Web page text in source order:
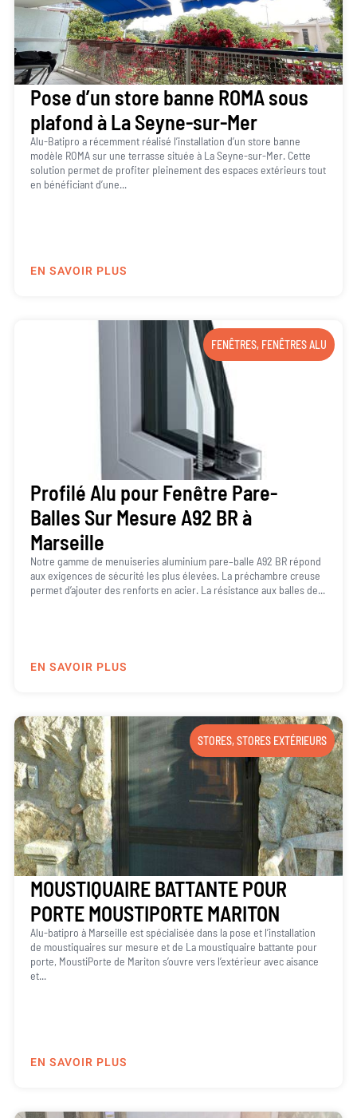
Pose d’un store banne ROMA sous
plafond à La Seyne-sur-Mer
Alu-Batipro a récemment réalisé l’installation d’un store banne
modèle ROMA sur une terrasse située à La Seyne-sur-Mer. Cette
solution permet de profiter pleinement des espaces extérieurs tout
en bénéficiant d’une...
EN SAVOIR PLUS
FENÊTRES, FENÊTRES ALU
Profilé Alu pour Fenêtre Pare-
Balles Sur Mesure A92 BR à
Marseille
Notre gamme de menuiseries aluminium pare–balle A92 BR répond
aux exigences de sécurité les plus élevées. La préchambre creuse
permet d’ajouter des renforts en acier. La résistance aux balles de...
EN SAVOIR PLUS
STORES,STORES EXTÉRIEURS
MOUSTIQUAIRE BATTANTE POUR
PORTE MOUSTIPORTE MARITON
Alu-batipro à Marseille est spécialisée dans la pose et l’installation
de moustiquaires sur mesure et de La moustiquaire battante pour
porte, MoustiPorte de Mariton s’ouvre vers l’extérieur avec aisance
et...
EN SAVOIR PLUS